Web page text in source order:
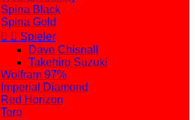
Spina Black
Spina Gold
  Spieler
Dave Chisnall
Takehiro Suzuki
Wolfram 97%
Imperial Diamond
Red Horizon
Toro